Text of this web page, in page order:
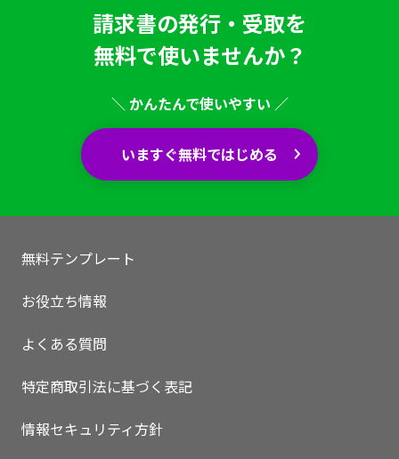
請求書の発行・受取を
無料で使いませんか？
＼ かんたんで使いやすい ／
いますぐ無料ではじめる
無料テンプレート
お役立ち情報
よくある質問
特定商取引法に基づく表記
情報セキュリティ方針